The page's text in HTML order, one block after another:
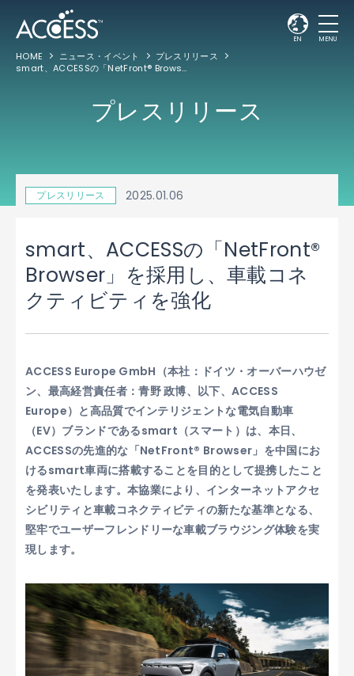
EN MENU
HOME ニュース・イベント
プレスリリース
smart、ACCESSの「NetFront® Browser」を採用し、車載コネクティビティを強化
プレスリリース
プレスリリース 2025.01.06
smart、ACCESSの「NetFront®
Browser」を採用し、車載コネ
クティビティを強化
ACCESS Europe GmbH（本社：ドイツ・オーバーハウゼ
ン、最高経営責任者：青野 政博、以下、ACCESS
Europe）と高品質でインテリジェントな電気自動車
（EV）ブランドであるsmart（スマート）は、本日、
ACCESSの先進的な「NetFront® Browser」を中国にお
けるsmart車両に搭載することを目的として提携したこと
を発表いたします。本協業により、インターネットアクセ
シビリティと車載コネクティビティの新たな基準となる、
堅牢でユーザーフレンドリーな車載ブラウジング体験を実
現します。